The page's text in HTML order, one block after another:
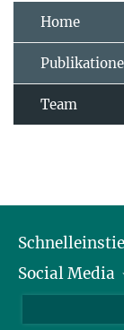
Home
Team
Journalist*innen
Social Media